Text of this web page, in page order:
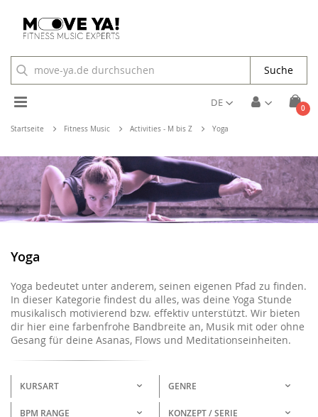
Cart
0
Toggle
Nav
DE
Suche
Startseite Fitness Music Activities - M bis Z Yoga
Yoga
Yoga bedeutet unter anderem, seinen eigenen Pfad zu finden.
In dieser Kategorie findest du alles, was deine Yoga Stunde
musikalisch motivierend bzw. effektiv unterstützt. Wir bieten
dir hier eine farbenfrohe Bandbreite an, Musik mit oder ohne
Gesang für deine Asanas, Flows und Meditationseinheiten.
KURSART GENRE
BPM RANGE KONZEPT / SERIE